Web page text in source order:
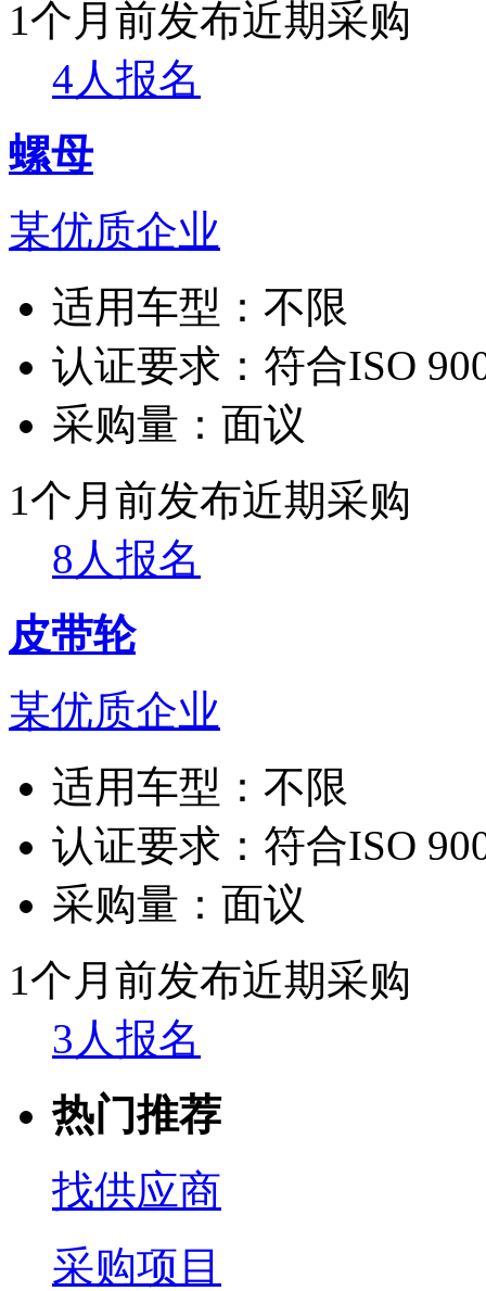
1个月前发布近期采购
4人报名
螺母
某优质企业
适用车型： 不限
认证要求： 符合ISO
采购量： 面议
1个月前发布近期采购
8人报名
皮带轮
某优质企业
适用车型： 不限
认证要求： 符合ISO
采购量： 面议
1个月前发布近期采购
3人报名
热门推荐
找供应商
采购项目